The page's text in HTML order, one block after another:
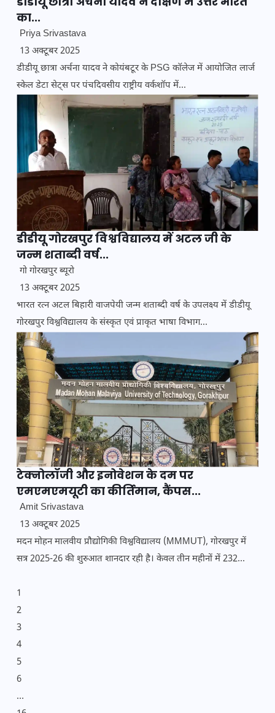
का...
Priya Srivastava
13 अक्टूबर 2025
डीडीयू छात्रा अर्चना यादव ने कोयंबटूर के PSG कॉलेज में आयोजित लार्ज
स्केल डेटा सेट्स पर पंचदिवसीय राष्ट्रीय वर्कशॉप में...
डीडीयू गोरखपुर विश्वविद्यालय में अटल जी के
जन्म शताब्दी वर्ष...
गो गोरखपुर ब्यूरो
13 अक्टूबर 2025
भारत रत्न अटल बिहारी वाजपेयी जन्म शताब्दी वर्ष के उपलक्ष्य में डीडीयू
गोरखपुर विश्वविद्यालय के संस्कृत एवं प्राकृत भाषा विभाग...
टेक्नोलॉजी और इनोवेशन के दम पर
एमएमएमयूटी का कीर्तिमान, कैंपस...
Amit Srivastava
13 अक्टूबर 2025
मदन मोहन मालवीय प्रौद्योगिकी विश्वविद्यालय (MMMUT), गोरखपुर में
सत्र 2025-26 की शुरुआत शानदार रही है। केवल तीन महीनों में 232...
1
2
3
4
5
6
…